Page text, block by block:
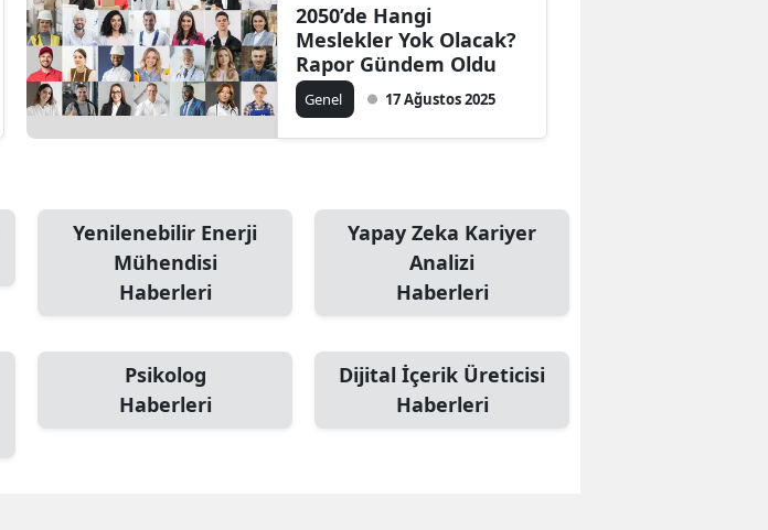
2050’de Hangi
Meslekler Yok Olacak?
Rapor Gündem Oldu
Genel 17 Ağustos 2025
Yenilenebilir Enerji
Mühendisi
Haberleri
Yapay Zeka Kariyer
Analizi
Haberleri
Psikolog
Haberleri
Dijital İçerik Üreticisi
Haberleri